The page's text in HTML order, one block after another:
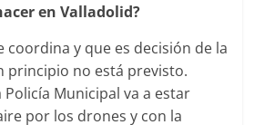
en Valladolid?
coordina y que es decisión de la
principio no está previsto.
Municipal va a estar
por los drones y con la